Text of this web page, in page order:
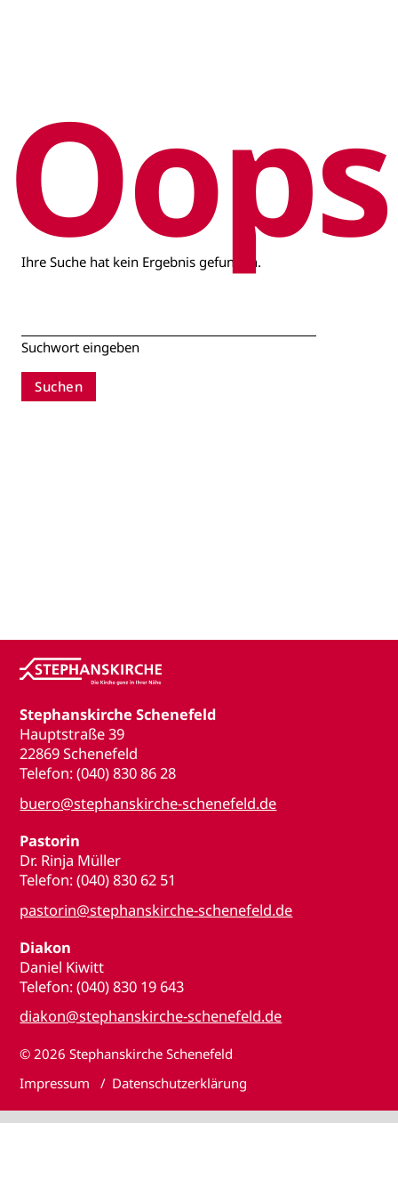
Oops
Ihre Suche hat kein Ergebnis gefunden.
Suchwort eingeben
Stephanskirche Schenefeld
Hauptstraße 39
22869 Schenefeld
Telefon: (040) 830 86 28
buero@stephanskirche-schenefeld.de
Pastorin
Dr. Rinja Müller
Telefon: (040) 830 62 51
pastorin@stephanskirche-schenefeld.de
Diakon
Daniel Kiwitt
Telefon: (040) 830 19 643
diakon@stephanskirche-schenefeld.de
© 2026 Stephanskirche Schenefeld
Impressum
Datenschutzerklärung